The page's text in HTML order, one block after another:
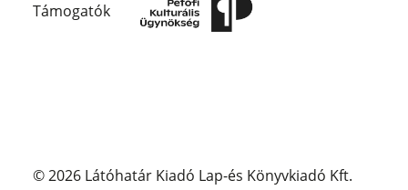
Támogatók
© 2026 Látóhatár Kiadó Lap-és Könyvkiadó Kft.